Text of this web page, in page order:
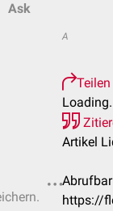
Ask
A
Teilen
Artikel
https://